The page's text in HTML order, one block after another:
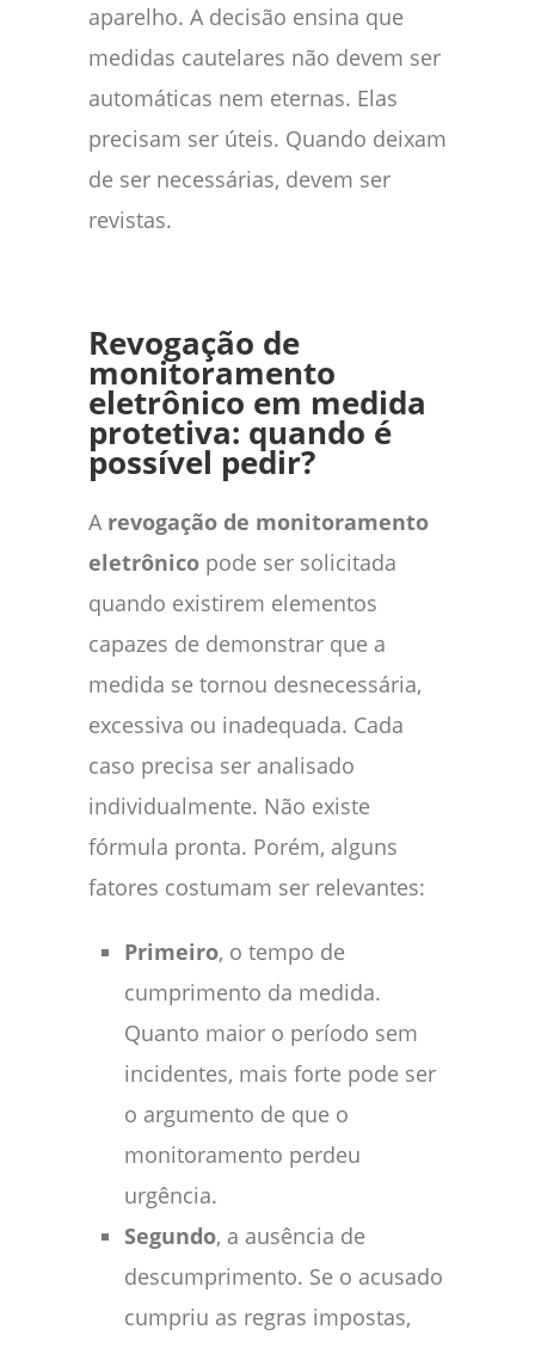
aparelho. A decisão ensina que
medidas cautelares não devem ser
automáticas nem eternas. Elas
precisam ser úteis. Quando deixam
de ser necessárias, devem ser
revistas.
Revogação de
monitoramento
eletrônico em medida
protetiva: quando é
possível pedir?
A revogação de monitoramento
eletrônico pode ser solicitada
quando existirem elementos
capazes de demonstrar que a
medida se tornou desnecessária,
excessiva ou inadequada. Cada
caso precisa ser analisado
individualmente. Não existe
fórmula pronta. Porém, alguns
fatores costumam ser relevantes:
Primeiro, o tempo de
cumprimento da medida.
Quanto maior o período sem
incidentes, mais forte pode ser
o argumento de que o
monitoramento perdeu
urgência.
Segundo, a ausência de
descumprimento. Se o acusado
cumpriu as regras impostas,